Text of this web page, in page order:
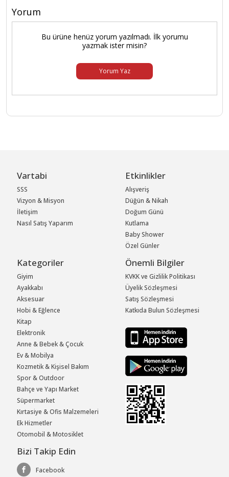
Yorum
Bu ürüne henüz yorum yazılmadı. İlk yorumu
yazmak ister misin?
Yorum Yaz
Vartabi
SSS
Vizyon & Misyon
İletişim
Nasıl Satış Yaparım
Etkinlikler
Alışveriş
Düğün & Nikah
Doğum Günü
Kutlama
Baby Shower
Özel Günler
Kategoriler
Giyim
Ayakkabı
Aksesuar
Hobi & Eğlence
Kitap
Elektronik
Anne & Bebek & Çocuk
Ev & Mobilya
Kozmetik & Kişisel Bakım
Spor & Outdoor
Bahçe ve Yapı Market
Süpermarket
Kırtasiye & Ofis Malzemeleri
Ek Hizmetler
Otomobil & Motosiklet
Önemli Bilgiler
KVKK ve Gizlilik Politikası
Üyelik Sözleşmesi
Satış Sözleşmesi
Katkıda Bulun Sözleşmesi
Bizi Takip Edin
Facebook